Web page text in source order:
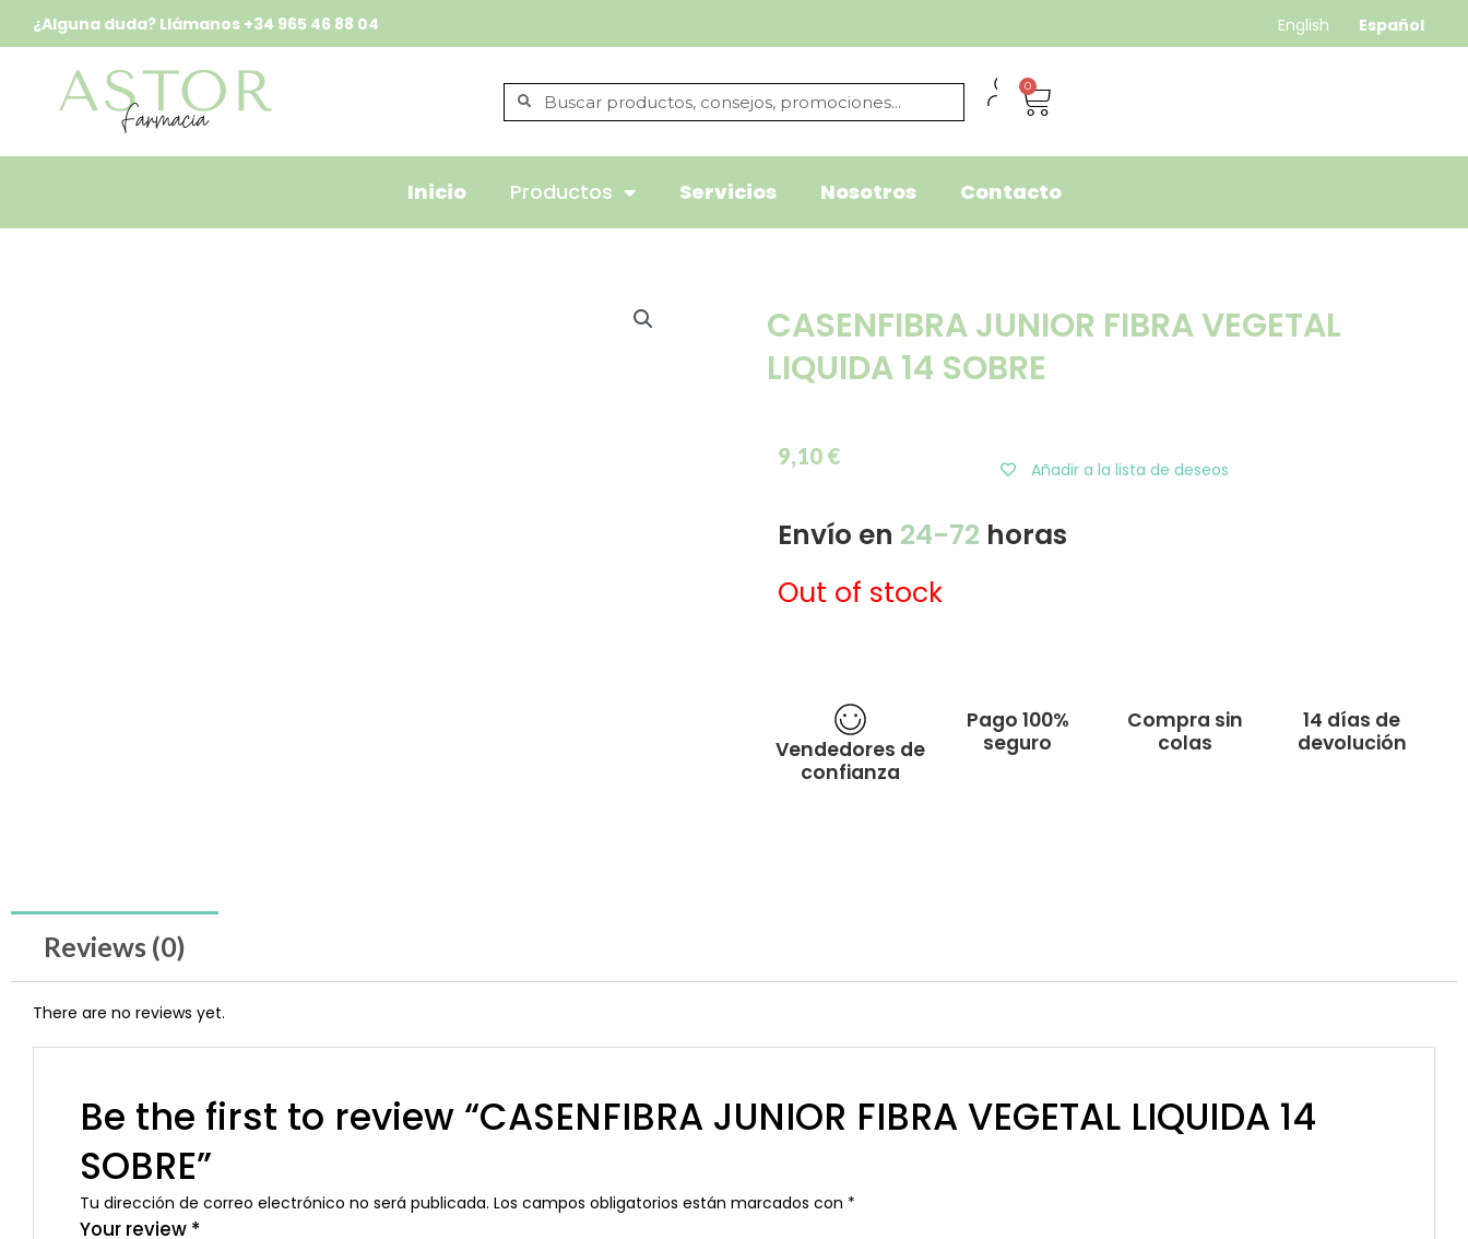
¿Alguna duda? Llámanos +34 965 46 88 04 English Español
0
Inicio Productos Servicios Nosotros Contacto
CASENFIBRA JUNIOR FIBRA VEGETAL
LIQUIDA 14 SOBRE
9,10 €
Añadir a la lista de deseos
Envío en 24-72 horas
Out of stock
Vendedores de
confianza
Pago 100%
seguro
Compra sin
colas
14 días de
devolución
Reviews (0)
There are no reviews yet.
Be the first to review “CASENFIBRA JUNIOR FIBRA VEGETAL LIQUIDA 14
SOBRE”
Tu dirección de correo electrónico no será publicada. Los campos obligatorios están marcados con *
Your review *